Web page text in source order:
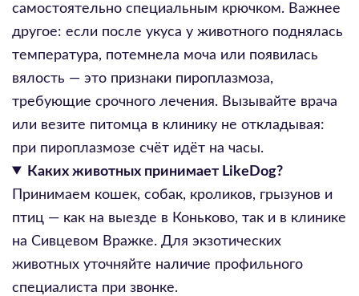
самостоятельно специальным крючком. Важнее
другое: если после укуса у животного поднялась
температура, потемнела моча или появилась
вялость — это признаки пироплазмоза,
требующие срочного лечения. Вызывайте врача
или везите питомца в клинику не откладывая:
при пироплазмозе счёт идёт на часы.
Каких животных принимает LikeDog?
Принимаем кошек, собак, кроликов, грызунов и
птиц — как на выезде в Коньково, так и в клинике
на Сивцевом Вражке. Для экзотических
животных уточняйте наличие профильного
специалиста при звонке.